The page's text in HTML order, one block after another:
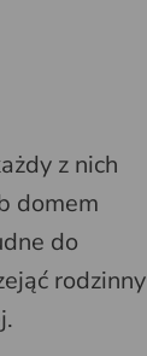
z nich
domem
do
rodzinny